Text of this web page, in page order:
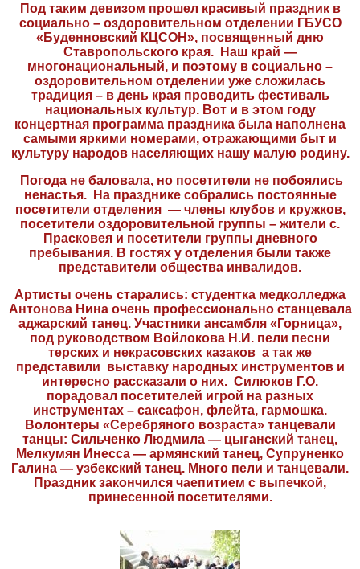
Под таким девизом прошел красивый праздник в
социально – оздоровительном отделении ГБУСО
«Буденновский КЦСОН», посвященный дню
Ставропольского края. Наш край —
многонациональный, и поэтому в социально –
оздоровительном отделении уже сложилась
традиция – в день края проводить фестиваль
национальных культур. Вот и в этом году
концертная программа праздника была наполнена
самыми яркими номерами, отражающими быт и
культуру народов населяющих нашу малую родину.
Погода не баловала, но посетители не побоялись
ненастья. На празднике собрались постоянные
посетители отделения — члены клубов и кружков,
посетители оздоровительной группы – жители с.
Прасковея и посетители группы дневного
пребывания. В гостях у отделения были также
представители общества инвалидов.
Артисты очень старались: студентка медколледжа
Антонова Нина очень профессионально станцевала
аджарский танец. Участники ансамбля «Горница»,
под руководством Войлокова Н.И. пели песни
терских и некрасовских казаков а так же
представили выставку народных инструментов и
интересно рассказали о них. Силюков Г.О.
порадовал посетителей игрой на разных
инструментах – саксафон, флейта, гармошка.
Волонтеры «Серебряного возраста» танцевали
танцы: Сильченко Людмила — цыганский танец,
Мелкумян Инесса — армянский танец, Супруненко
Галина — узбекский танец. Много пели и танцевали.
Праздник закончился чаепитием с выпечкой,
принесенной посетителями.